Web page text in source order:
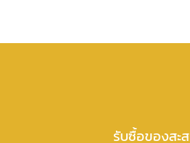
รับซื้อของสะ